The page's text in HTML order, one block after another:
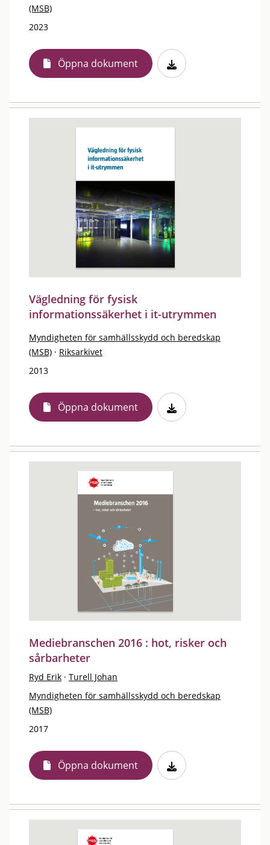
(MSB)
2023
Öppna dokument
Vägledning för fysisk
informationssäkerhet i it-utrymmen
Myndigheten för samhällsskydd och beredskap
(MSB) · Riksarkivet
2013
Öppna dokument
Mediebranschen 2016 : hot, risker och
sårbarheter
Ryd Erik · Turell Johan
Myndigheten för samhällsskydd och beredskap
(MSB)
2017
Öppna dokument